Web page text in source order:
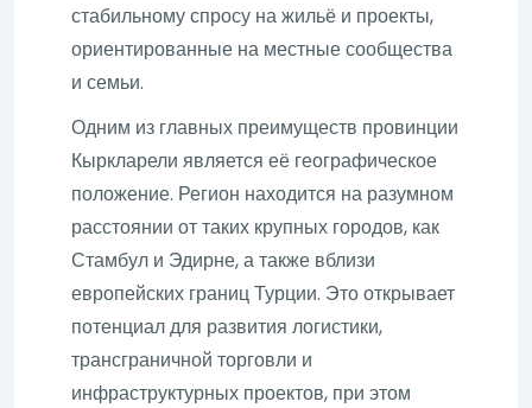
стабильному спросу на жильё и проекты,
ориентированные на местные сообщества
и семьи.
Одним из главных преимуществ провинции
Кыркларели является её географическое
положение. Регион находится на разумном
расстоянии от таких крупных городов, как
Стамбул и Эдирне, а также вблизи
европейских границ Турции. Это открывает
потенциал для развития логистики,
трансграничной торговли и
инфраструктурных проектов, при этом